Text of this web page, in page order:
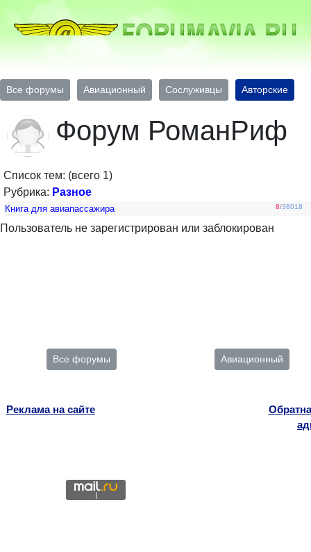
Все форумы Авиационный Сослуживцы Авторские
Форум РоманРиф
Список тем: (всего 1)
Рубрика: Разное
Книга для авиапассажира 8/38018
Пользователь не зарегистрирован или заблокирован
Все форумы Авиационный
Реклама на сайте